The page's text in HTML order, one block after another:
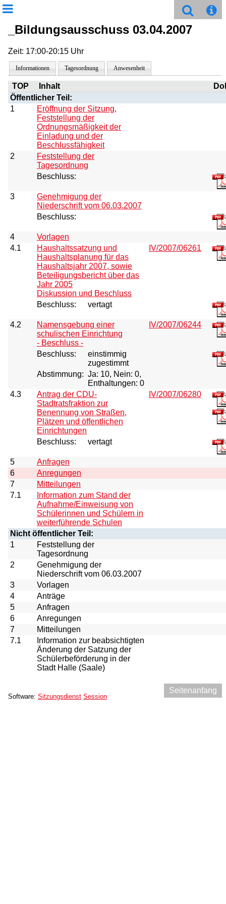
_Bildungsausschuss 03.04.2007
Zeit: 17:00-20:15 Uhr
Informationen Tagesordnung Anwesenheit
TOP Inhalt
Öffentlicher Teil:
1
Eröffnung der Sitzung,
Feststellung der
Ordnungsmäßigkeit der
Einladung und der
Beschlussfähigkeit
2
Feststellung der
Tagesordnung
Beschluss:
3
Genehmigung der
Niederschrift vom 06.03.2007
Beschluss:
4
Vorlagen
4.1
Haushaltssatzung und
Haushaltsplanung für das
Haushaltsjahr 2007, sowie
Beteiligungsbericht über das
Jahr 2005
Diskussion und Beschluss
IV/2007/06261
Beschluss: vertagt
4.2
Namensgebung einer
schulischen Einrichtung
- Beschluss -
IV/2007/06244
Beschluss:
einstimmig
zugestimmt
Abstimmung: Ja: 10, Nein: 0,
Enthaltungen: 0
4.3
Antrag der CDU-
Stadtratsfraktion zur
Benennung von Straßen,
Plätzen und öffentlichen
Einrichtungen
IV/2007/06280
Beschluss: vertagt
5
Anfragen
6
Anregungen
7
Mitteilungen
7.1
Information zum Stand der
Aufnahme/Einweisung von
Schülerinnen und Schülern in
weiterführende Schulen
Nicht öffentlicher Teil:
1
Feststellung der
Tagesordnung
2
Genehmigung der
Niederschrift vom 06.03.2007
3
Vorlagen
4
Anträge
5
Anfragen
6
Anregungen
7
Mitteilungen
7.1
Information zur beabsichtigten
Änderung der Satzung der
Schülerbeförderung in der
Stadt Halle (Saale)
Seitenanfang
Software: Sitzungsdienst Session